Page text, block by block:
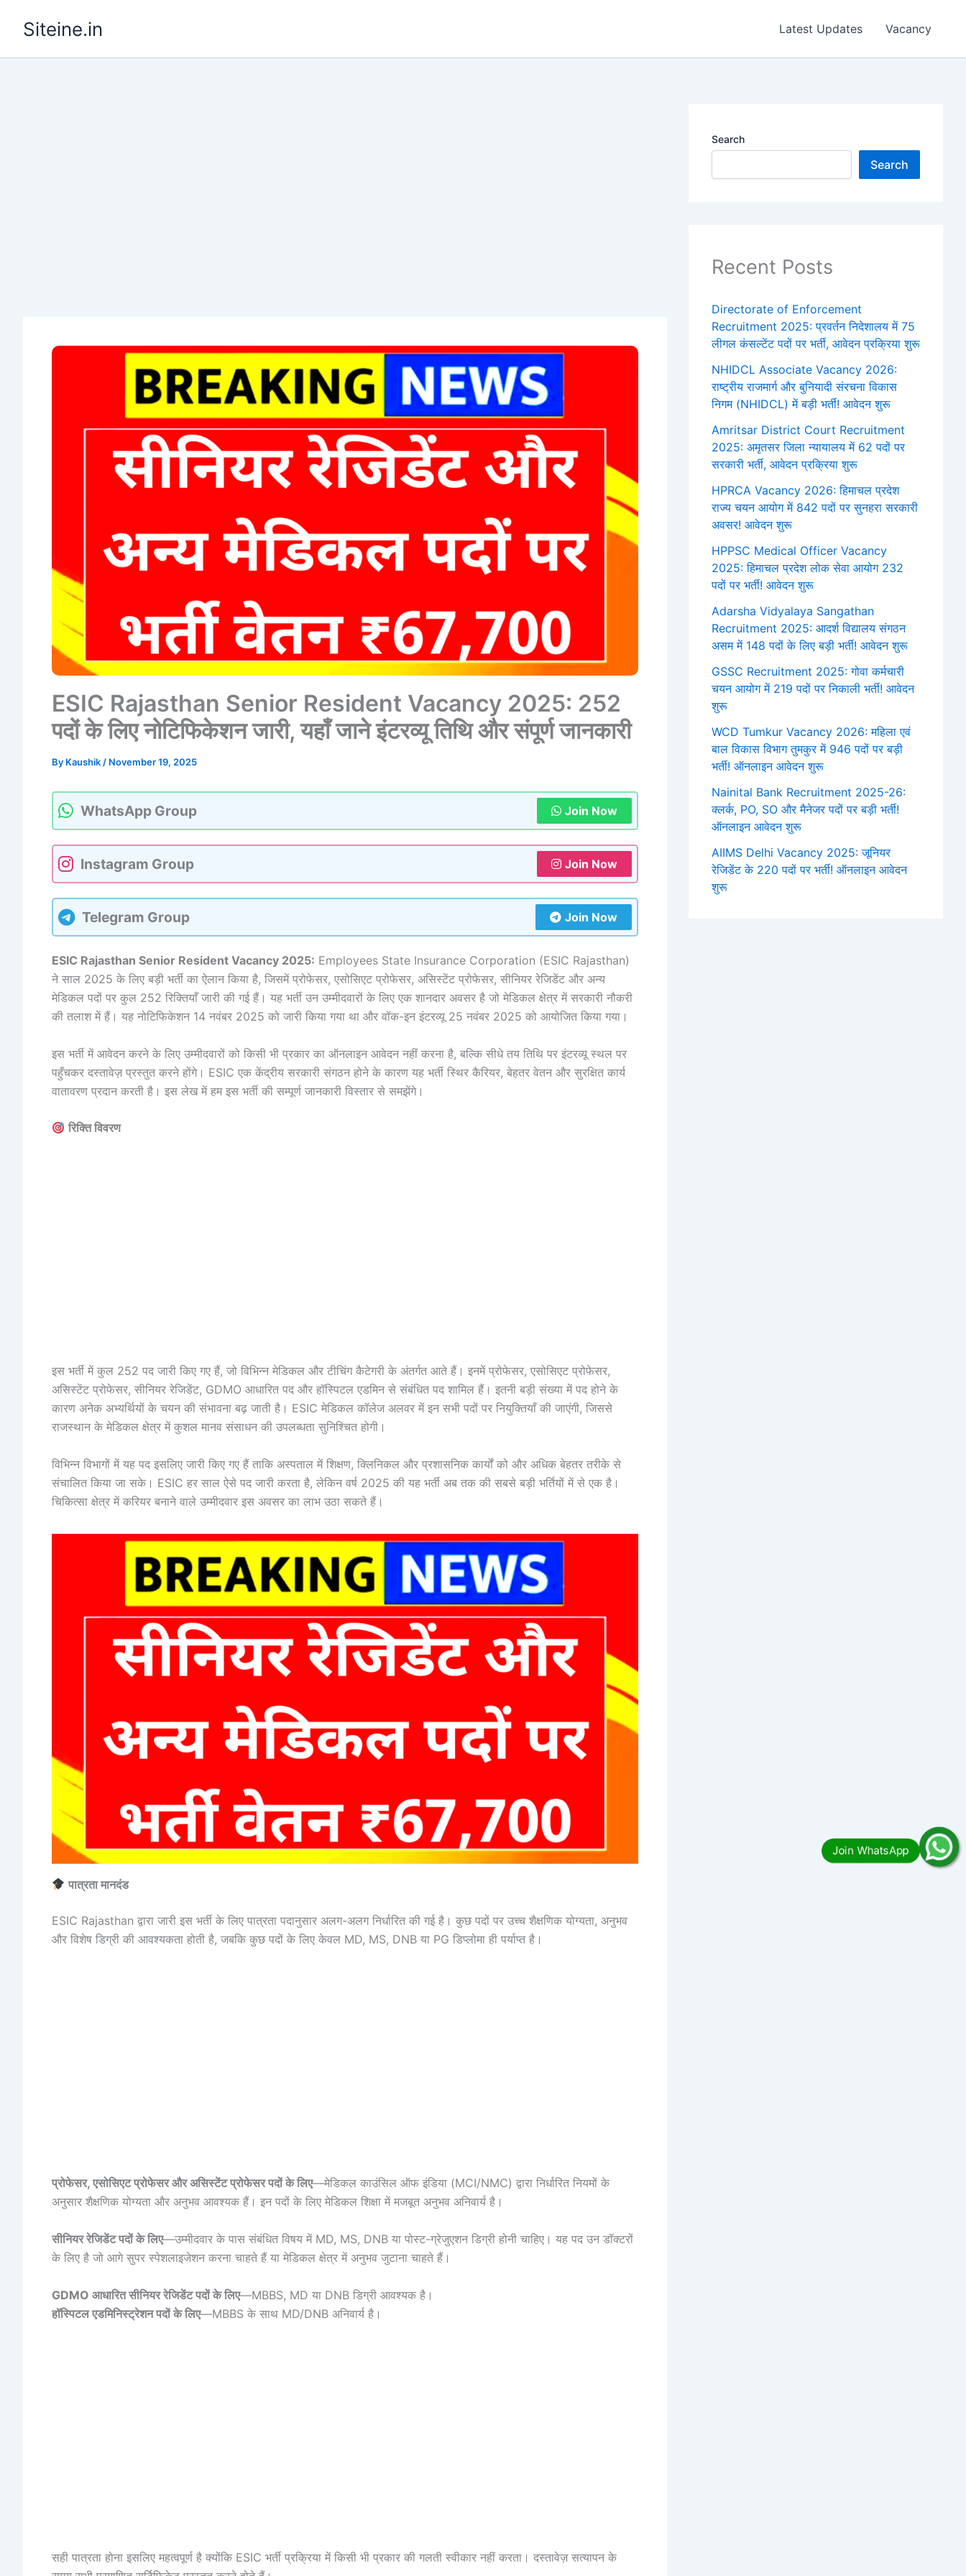
Siteine.in Latest Updates Vacancy
ESIC Rajasthan Senior Resident Vacancy 2025: 252
पदों के लिए नोटिफिकेशन जारी, यहाँ जाने इंटरव्यू तिथि और संपूर्ण जानकारी
By Kaushik / November 19, 2025
WhatsApp Group Join Now
Instagram Group Join Now
Telegram Group Join Now
ESIC Rajasthan Senior Resident Vacancy 2025: Employees State Insurance Corporation (ESIC Rajasthan)
ने साल 2025 के लिए बड़ी भर्ती का ऐलान किया है, जिसमें प्रोफेसर, एसोसिएट प्रोफेसर, असिस्टेंट प्रोफेसर, सीनियर रेजिडेंट और अन्य
मेडिकल पदों पर कुल 252 रिक्तियाँ जारी की गई हैं। यह भर्ती उन उम्मीदवारों के लिए एक शानदार अवसर है जो मेडिकल क्षेत्र में सरकारी नौकरी
की तलाश में हैं। यह नोटिफिकेशन 14 नवंबर 2025 को जारी किया गया था और वॉक-इन इंटरव्यू 25 नवंबर 2025 को आयोजित किया गया।
इस भर्ती में आवेदन करने के लिए उम्मीदवारों को किसी भी प्रकार का ऑनलाइन आवेदन नहीं करना है, बल्कि सीधे तय तिथि पर इंटरव्यू स्थल पर
पहुँचकर दस्तावेज़ प्रस्तुत करने होंगे। ESIC एक केंद्रीय सरकारी संगठन होने के कारण यह भर्ती स्थिर कैरियर, बेहतर वेतन और सुरक्षित कार्य
वातावरण प्रदान करती है। इस लेख में हम इस भर्ती की सम्पूर्ण जानकारी विस्तार से समझेंगे।
रिक्ति विवरण
इस भर्ती में कुल 252 पद जारी किए गए हैं, जो विभिन्न मेडिकल और टीचिंग कैटेगरी के अंतर्गत आते हैं। इनमें प्रोफेसर, एसोसिएट प्रोफेसर,
असिस्टेंट प्रोफेसर, सीनियर रेजिडेंट, GDMO आधारित पद और हॉस्पिटल एडमिन से संबंधित पद शामिल हैं। इतनी बड़ी संख्या में पद होने के
कारण अनेक अभ्यर्थियों के चयन की संभावना बढ़ जाती है। ESIC मेडिकल कॉलेज अलवर में इन सभी पदों पर नियुक्तियाँ की जाएंगी, जिससे
राजस्थान के मेडिकल क्षेत्र में कुशल मानव संसाधन की उपलब्धता सुनिश्चित होगी।
विभिन्न विभागों में यह पद इसलिए जारी किए गए हैं ताकि अस्पताल में शिक्षण, क्लिनिकल और प्रशासनिक कार्यों को और अधिक बेहतर तरीके से
संचालित किया जा सके। ESIC हर साल ऐसे पद जारी करता है, लेकिन वर्ष 2025 की यह भर्ती अब तक की सबसे बड़ी भर्तियों में से एक है।
चिकित्सा क्षेत्र में करियर बनाने वाले उम्मीदवार इस अवसर का लाभ उठा सकते हैं।
पात्रता मानदंड
ESIC Rajasthan द्वारा जारी इस भर्ती के लिए पात्रता पदानुसार अलग-अलग निर्धारित की गई है। कुछ पदों पर उच्च शैक्षणिक योग्यता, अनुभव
और विशेष डिग्री की आवश्यकता होती है, जबकि कुछ पदों के लिए केवल MD, MS, DNB या PG डिप्लोमा ही पर्याप्त है।
प्रोफेसर, एसोसिएट प्रोफेसर और असिस्टेंट प्रोफेसर पदों के लिए—मेडिकल काउंसिल ऑफ इंडिया (MCI/NMC) द्वारा निर्धारित नियमों के
अनुसार शैक्षणिक योग्यता और अनुभव आवश्यक हैं। इन पदों के लिए मेडिकल शिक्षा में मजबूत अनुभव अनिवार्य है।
सीनियर रेजिडेंट पदों के लिए—उम्मीदवार के पास संबंधित विषय में MD, MS, DNB या पोस्ट-ग्रेजुएशन डिग्री होनी चाहिए। यह पद उन डॉक्टरों
के लिए है जो आगे सुपर स्पेशलाइजेशन करना चाहते हैं या मेडिकल क्षेत्र में अनुभव जुटाना चाहते हैं।
GDMO आधारित सीनियर रेजिडेंट पदों के लिए—MBBS, MD या DNB डिग्री आवश्यक है।
हॉस्पिटल एडमिनिस्ट्रेशन पदों के लिए—MBBS के साथ MD/DNB अनिवार्य है।
सही पात्रता होना इसलिए महत्वपूर्ण है क्योंकि ESIC भर्ती प्रक्रिया में किसी भी प्रकार की गलती स्वीकार नहीं करता। दस्तावेज़ सत्यापन के
Search
Search
Recent Posts
Directorate of Enforcement
Recruitment 2025: प्रवर्तन निदेशालय में 75
लीगल कंसल्टेंट पदों पर भर्ती, आवेदन प्रक्रिया शुरू
NHIDCL Associate Vacancy 2026:
राष्ट्रीय राजमार्ग और बुनियादी संरचना विकास
निगम (NHIDCL) में बड़ी भर्ती! आवेदन शुरू
Amritsar District Court Recruitment
2025: अमृतसर जिला न्यायालय में 62 पदों पर
सरकारी भर्ती, आवेदन प्रक्रिया शुरू
HPRCA Vacancy 2026: हिमाचल प्रदेश
राज्य चयन आयोग में 842 पदों पर सुनहरा सरकारी
अवसर! आवेदन शुरू
HPPSC Medical Officer Vacancy
2025: हिमाचल प्रदेश लोक सेवा आयोग 232
पदों पर भर्ती! आवेदन शुरू
Adarsha Vidyalaya Sangathan
Recruitment 2025: आदर्श विद्यालय संगठन
असम में 148 पदों के लिए बड़ी भर्ती! आवेदन शुरू
GSSC Recruitment 2025: गोवा कर्मचारी
चयन आयोग में 219 पदों पर निकाली भर्ती! आवेदन
शुरू
WCD Tumkur Vacancy 2026: महिला एवं
बाल विकास विभाग तुमकुर में 946 पदों पर बड़ी
भर्ती! ऑनलाइन आवेदन शुरू
Nainital Bank Recruitment 2025-26:
क्लर्क, PO, SO और मैनेजर पदों पर बड़ी भर्ती!
ऑनलाइन आवेदन शुरू
AIIMS Delhi Vacancy 2025: जूनियर
रेजिडेंट के 220 पदों पर भर्ती! ऑनलाइन आवेदन
शुरू